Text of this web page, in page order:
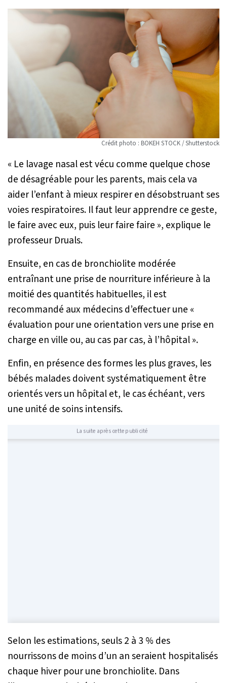
Crédit photo : BOKEH STOCK / Shutterstock
« Le lavage nasal est vécu comme quelque chose
de désagréable pour les parents, mais cela va
aider l’enfant à mieux respirer en désobstruant ses
voies respiratoires. Il faut leur apprendre ce geste,
le faire avec eux, puis leur faire faire », explique le
professeur Druals.
Ensuite, en cas de bronchiolite modérée
entraînant une prise de nourriture inférieure à la
moitié des quantités habituelles, il est
recommandé aux médecins d’effectuer une «
évaluation pour une orientation vers une prise en
charge en ville ou, au cas par cas, à l’hôpital».
Enfin, en présence des formes les plus graves, les
bébés malades doivent systématiquement être
orientés vers un hôpital et, le cas échéant, vers
une unité de soins intensifs.
La suite après cette publicité
Selon les estimations, seuls 2 à 3 % des
nourrissons de moins d’un an seraient hospitalisés
chaque hiver pour une bronchiolite. Dans